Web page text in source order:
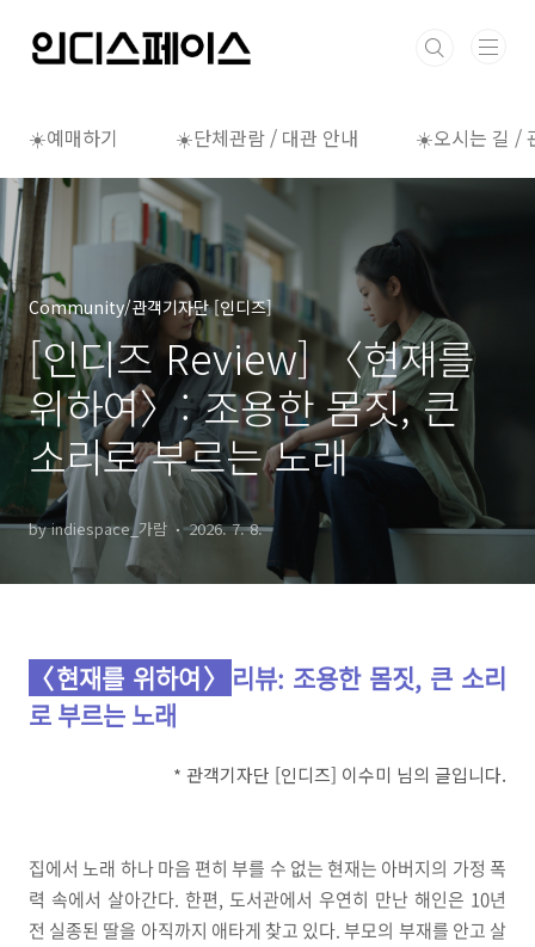
☀️예매하기 ☀️단체관람 / 대관 안내 ☀️오시는 길 /
Community/관객기자단 [인디즈]
[인디즈 Review] 〈현재를
위하여〉: 조용한 몸짓, 큰
소리로 부르는 노래
by indiespace_가람 2026. 7. 8.
〈현재를 위하여〉 리뷰: 조용한 몸짓, 큰 소리
로 부르는 노래
* 관객기자단 [인디즈] 이수미 님의 글입니다.
집에서 노래 하나 마음 편히 부를 수 없는 현재는 아버지의 가정 폭
력 속에서 살아간다. 한편, 도서관에서 우연히 만난 해인은 10년
전 실종된 딸을 아직까지 애타게 찾고 있다. 부모의 부재를 안고 살